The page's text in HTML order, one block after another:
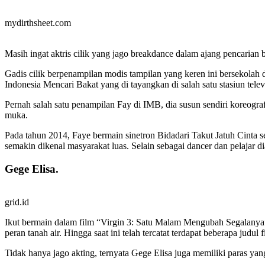
mydirthsheet.com
Masih ingat aktris cilik yang jago breakdance dalam ajang
Gadis cilik berpenampilan modis tampilan yang keren ini
Indonesia Mencari Bakat yang di tayangkan di salah satu stasiun
Pernah salah satu penampilan Fay di IMB, dia susun sendiri
muka.
Pada tahun 2014, Faye bermain sinetron Bidadari Takut Jatuh
semakin dikenal masyarakat luas. Selain sebagai dancer dan pelajar
Gege Elisa.
grid.id
Ikut bermain dalam film “Virgin 3: Satu Malam Mengubah
peran tanah air. Hingga saat ini telah tercatat terdapat beberapa
Tidak hanya jago akting, ternyata Gege Elisa juga memiliki paras